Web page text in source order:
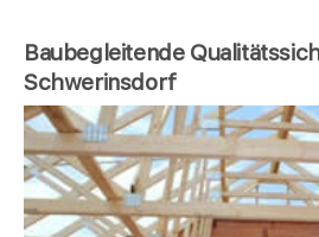
Baubegleitende
Schwerinsdorf